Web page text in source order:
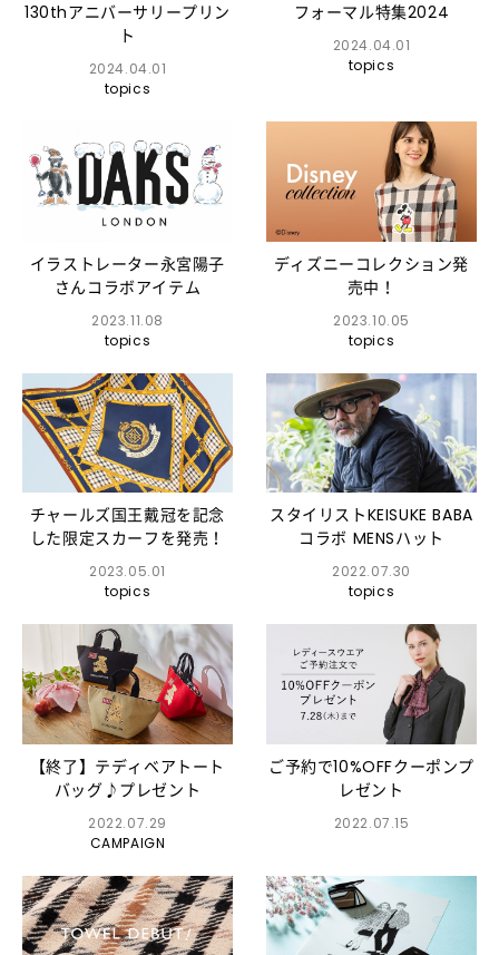
130thアニバーサリープリン
ト
2024.04.01
topics
フォーマル特集2024
2024.04.01
topics
イラストレーター永宮陽子
さんコラボアイテム
2023.11.08
topics
ディズニーコレクション発
売中！
2023.10.05
topics
チャールズ国王戴冠を記念
した限定スカーフを発売！
2023.05.01
topics
スタイリストKEISUKE BABA
コラボ MENSハット
2022.07.30
topics
【終了】テディベアトート
バッグ♪プレゼント
2022.07.29
CAMPAIGN
ご予約で10%OFFクーポンプ
レゼント
2022.07.15